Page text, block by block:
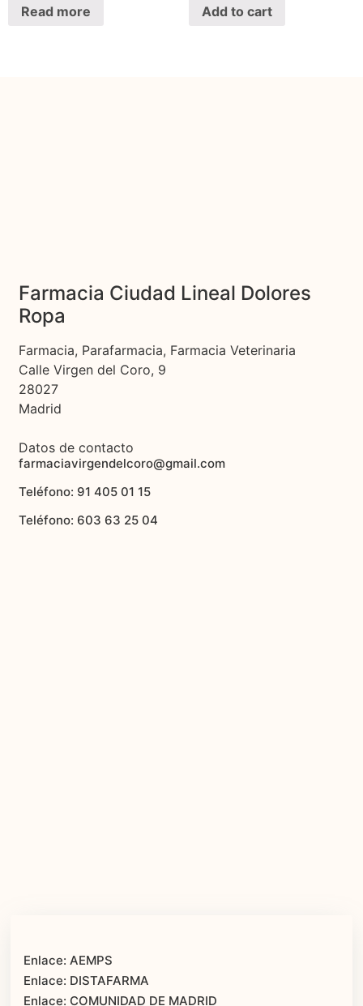
Read more Add to cart
Enlace: AEMPS
Enlace: DISTAFARMA
Enlace: COMUNIDAD DE MADRID
Farmacia Ciudad Lineal Dolores
Ropa
Farmacia, Parafarmacia, Farmacia Veterinaria
Calle Virgen del Coro, 9
28027
Madrid
Datos de contacto
farmaciavirgendelcoro@gmail.com
Teléfono: 91 405 01 15
Teléfono: 603 63 25 04